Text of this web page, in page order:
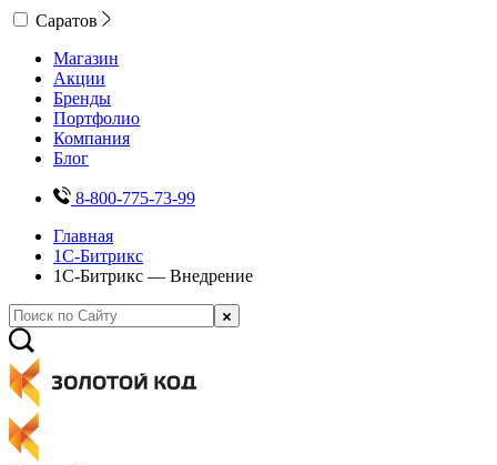
Саратов
Магазин
Акции
Бренды
Портфолио
Компания
Блог
8-800-775-73-99
Главная
1С-Битрикс
1С-Битрикс — Внедрение